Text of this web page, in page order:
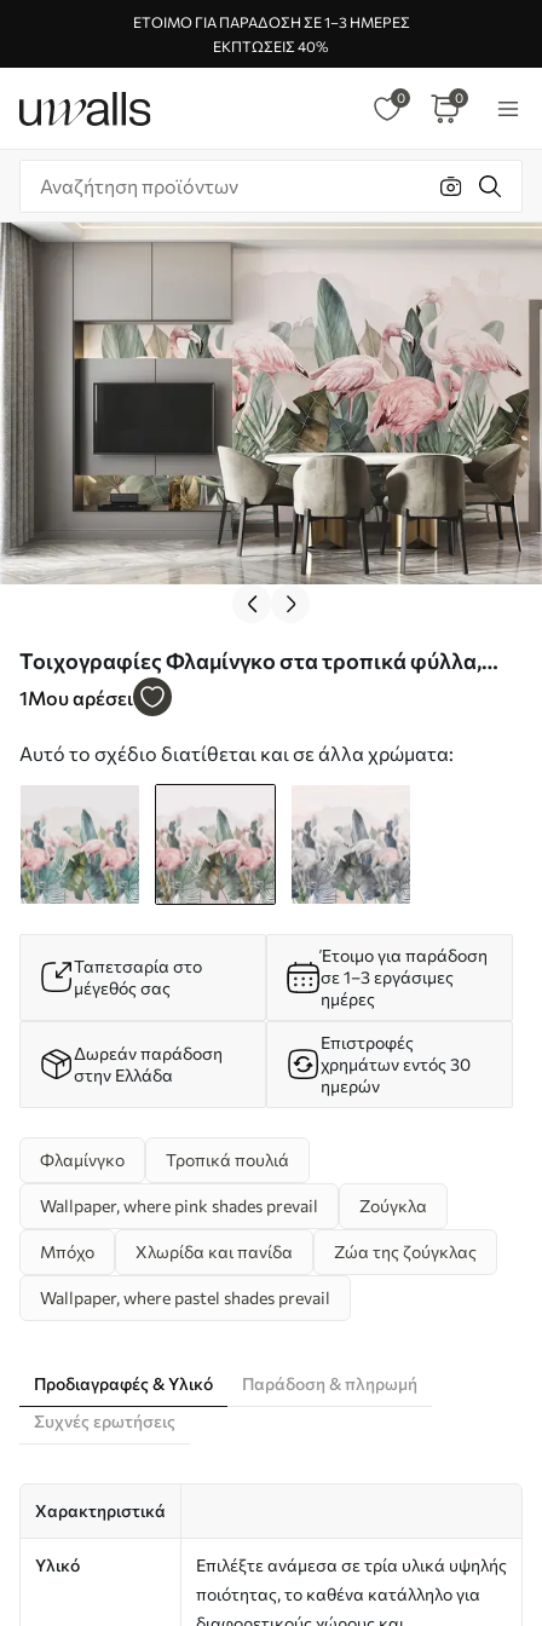
ΈΤΟΙΜΟ ΓΙΑ ΠΑΡΆΔΟΣΗ ΣΕ 1–3 ΗΜΈΡΕΣ
ΕΚΠΤΏΣΕΙΣ 40%
0 0
Τοιχογραφίες Φλαμίνγκο στα τροπικά φύλλα,
ακουαρέλα, ροζ και λαδί χρώματα Nr. w00505v1
1Μου αρέσει
Αυτό το σχέδιο διατίθεται και σε άλλα χρώματα:
Ταπετσαρία στο
μέγεθός σας
Έτοιμο για παράδοση
σε 1–3 εργάσιμες
ημέρες
Δωρεάν παράδοση
στην Ελλάδα
Επιστροφές
χρημάτων εντός 30
ημερών
Φλαμίνγκο Τροπικά πουλιά
Wallpaper, where pink shades prevail Ζούγκλα
Μπόχο Χλωρίδα και πανίδα Ζώα της ζούγκλας
Wallpaper, where pastel shades prevail
Προδιαγραφές & Υλικό
Παράδοση & πληρωμή
Συχνές ερωτήσεις
Χαρακτηριστικά
Υλικό
Επιλέξτε ανάμεσα σε τρία υλικά υψηλής
ποιότητας, το καθένα κατάλληλο για